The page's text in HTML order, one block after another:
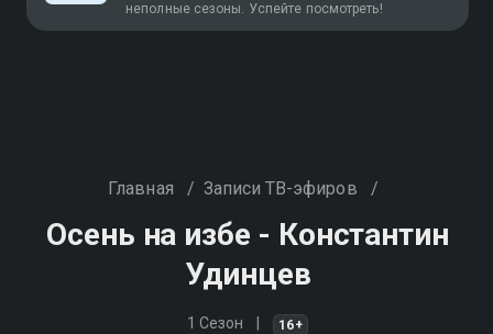
неполные сезоны. Успейте посмотреть!
Главная / Записи ТВ-эфиров /
Осень на избе - Константин
Удинцев
1 Сезон 16+